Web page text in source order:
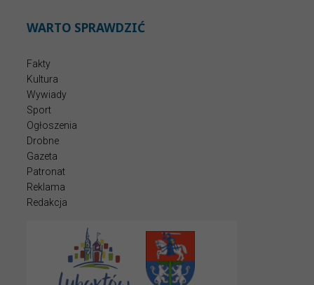
WARTO SPRAWDZIĆ
Fakty
Kultura
Wywiady
Sport
Ogłoszenia
Drobne
Gazeta
Patronat
Reklama
Redakcja